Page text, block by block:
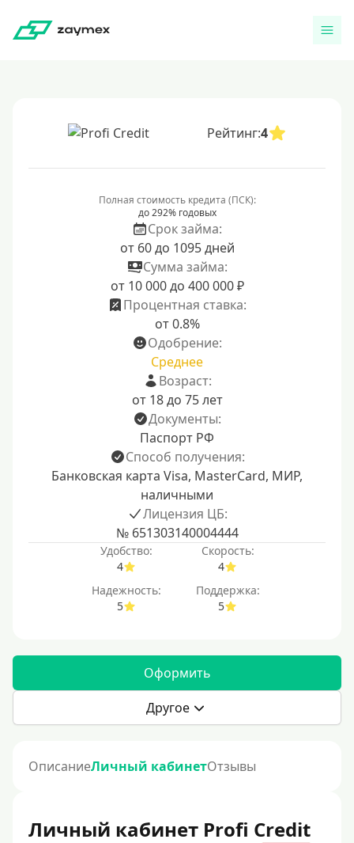
Рейтинг:4
Полная стоимость кредита (ПСК):
до 292% годовых
Срок займа:
от 60 до 1095 дней
Сумма займа:
от 10 000 до 400 000 ₽
Процентная ставка:
от 0.8%
Одобрение:
Среднее
Возраст:
от 18 до 75 лет
Документы:
Паспорт РФ
Способ получения:
Банковская карта Visa, MasterCard, МИР,
наличными
Лицензия ЦБ:
№ 651303140004444
Удобство:
4
Скорость:
4
Надежность:
5
Поддержка:
5
Оформить
Другое
ОписаниеЛичный кабинетОтзывы
Личный кабинет Profi Credit